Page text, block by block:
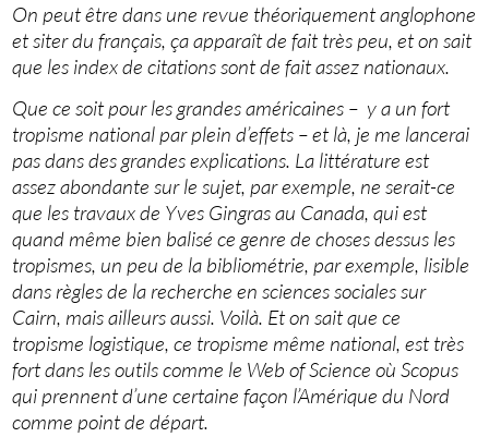
On peut être dans une revue théoriquement anglophone
et siter du français, ça apparaît de fait très peu, et on sait
que les index de citations sont de fait assez nationaux.
Que ce soit pour les grandes américaines – y a un fort
tropisme national par plein d’effets – et là, je me lancerai
pas dans des grandes explications. La littérature est
assez abondante sur le sujet, par exemple, ne serait-ce
que les travaux de Yves Gingras au Canada, qui est
quand même bien balisé ce genre de choses dessus les
tropismes, un peu de la bibliométrie, par exemple, lisible
dans règles de la recherche en sciences sociales sur
Cairn, mais ailleurs aussi. Voilà. Et on sait que ce
tropisme logistique, ce tropisme même national, est très
fort dans les outils comme le Web of Science où Scopus
qui prennent d’une certaine façon l’Amérique du Nord
comme point de départ.